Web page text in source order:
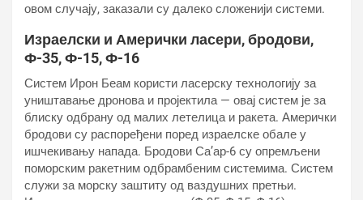
овом случају, заказали су далеко сложенији системи.
Израелски и Амерички ласери, бродови,
Ф-35, Ф-15, Ф-16
Систем Ирон Беам користи ласерску технологију за
уништавање дронова и пројектила — овај систем је за
блиску одбрану од малих летелица и ракета. Амерички
бродови су распоређени поред израелске обале у
ишчекивању напада. Бродови Са’ар-6 су опремљени
поморским ракетним одбрамбеним системима. Систем
служи за морску заштиту од ваздушних претњи.